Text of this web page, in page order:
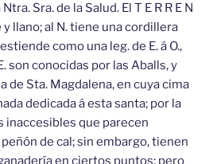
Sra. de la Salud. El T E R R E N
llano; al N. tiene una cordillera
como una leg. de E. á O.,
son conocidas por las Aballs, y
de Sta. Magdalena, en cuya cima
dedicada á esta santa; por la
inaccesibles que parecen
de cal; sin embargo, tienen
en ciertos puntos; pero